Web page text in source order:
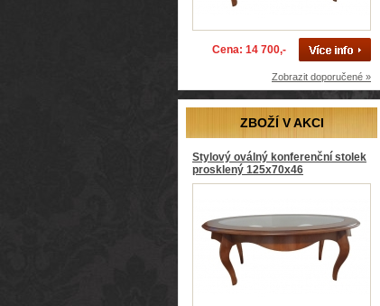
Cena: 14 700,-
Zobrazit doporučené »
ZBOŽÍ V AKCI
Stylový oválný konferenční stolek
prosklený 125x70x46